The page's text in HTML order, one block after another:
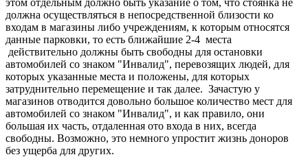
должна осуществляться в непосредственной близости ко
входам в магазины либо учреждениям, к которым относятся
данные парковки, то есть ближайшие 2-4 места
действительно должны быть свободны для остановки
автомобилей со знаком "Инвалид", перевозящих людей, для
которых указанные места и положены, для которых
затруднительно перемещение и так далее. Зачастую у
магазинов отводится довольно большое количество мест для
автомобилей со знаком "Инвалид", и как правило, они
большая их часть, отдаленная ото входа в них, всегда
свободны. Возможно, это немного упростит жизнь доноров
без ущерба для других.